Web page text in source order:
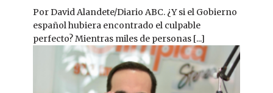
Por David Alandete/Diario ABC. ¿Y si el Gobierno
español hubiera encontrado el culpable
perfecto? Mientras miles de personas [...]